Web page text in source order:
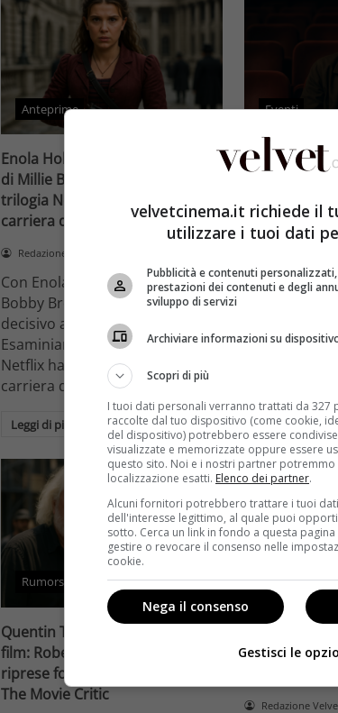
Anteprime
Enola Holmes 3 e il grande salto
di Millie Bobby Brown: come la
trilogia Netflix ha stravolto la
carriera di una star
Redazione Velvet
Con Enola Holmes 3, Millie
Bobby Brown compie un salto
decisivo a Hollywood.
Esaminiamo come la trilogia
Netflix ha trasformato la sua
carriera da attrice
Leggi di più
Eventi
Al cinema
Ciné di
e genere
Il cinema
ricambio
Leggi di più
Rumors
Quentin Tarantino e il decimo
film: Robert Richardson rivela
riprese forse nel 2027 e l’addio a
The Movie Critic
Anteprime
Dangerous
Redazione
velvetcinema.it richiede il
utilizzare i tuoi dati
Pubblicità e contenuti
prestazioni dei contenuti e degli
sviluppo di servizi
Archiviare informazioni su
Scopri di più
I tuoi dati personali verranno trattati da 327
raccolte dal tuo dispositivo (come cookie,
del dispositivo) potrebbero essere
visualizzate e memorizzate oppure essere
questo sito. Noi e i nostri partner
localizzazione esatti. Elenco dei partner.
Alcuni fornitori potrebbero trattare i tuoi
dell'interesse legittimo, al quale puoi
sotto. Cerca un link in fondo a questa
gestire o revocare il consenso nelle
cookie.
Nega il consenso
Gestisci le